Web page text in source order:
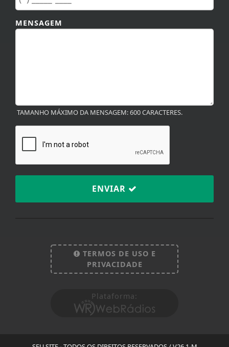
MENSAGEM
TAMANHO MÁXIMO DA MENSAGEM: 600 CARACTERES.
ENVIAR
TERMOS DE USO E
PRIVACIDADE
Plataforma: